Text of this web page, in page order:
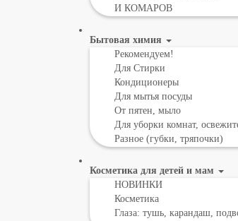
И КОМАРОВ
Бытовая химия
Рекомендуем!
Для Стирки
Кондиционеры
Для мытья посуды
От пятен, мыло
Для уборки комнат,
Разное (губки, тряпочки)
Косметика для детей и мам
НОВИНКИ
Косметика
Глаза: тушь, карандаш,